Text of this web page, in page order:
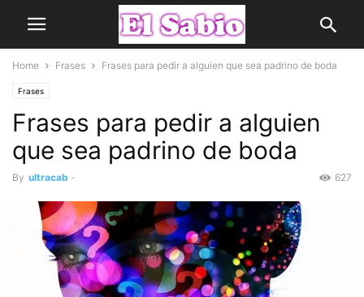
Home Frases Frases para pedir a alguien que sea padrino de boda
Frases
Frases para pedir a alguien
que sea padrino de boda
By ultracab - 627